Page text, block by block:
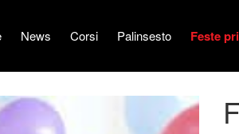
News Corsi Palinsesto Feste